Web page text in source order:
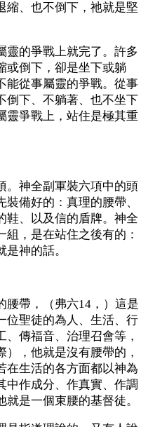
縮、也不倒下，祂就是堅
靈的爭戰上就完了。許多
或倒下，卻是坐下或躺
能從事屬靈的爭戰。從事
倒下、不躺著、也不坐下
靈爭戰上，站住是極其重
。神全副軍裝六項中的頭
備好的：真理的腰帶、
鞋、以及信的盾牌。神全
，是在站住之後有的：
神的話。
腰帶，（弗六14，）這是
位聖徒的為人、生活、行
傳福音、治理召會等，
，他就是沒有腰帶的，
在生活的各方面都以神為
中作成分、作真實、作調
是一個束腰的基督徒。